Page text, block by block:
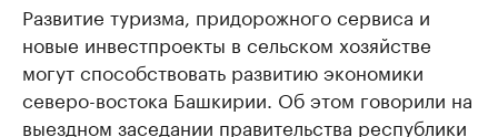
Развитие туризма, придорожного сервиса и
новые инвестпроекты в сельском хозяйстве
могут способствовать развитию экономики
северо-востока Башкирии. Об этом говорили на
выездном заседании правительства республики